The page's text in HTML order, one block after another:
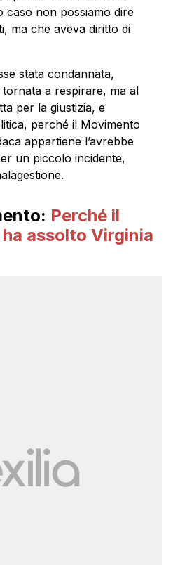
caso non possiamo dire
ma che aveva diritto di
stata condannata,
a respirare, ma al
per la giustizia, e
perché il Movimento
appartiene l’avrebbe
un piccolo incidente,
Perché il
assolto Virginia